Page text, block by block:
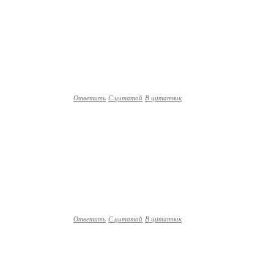
Ответить С цитатой В цитатник
Ответить С цитатой В цитатник